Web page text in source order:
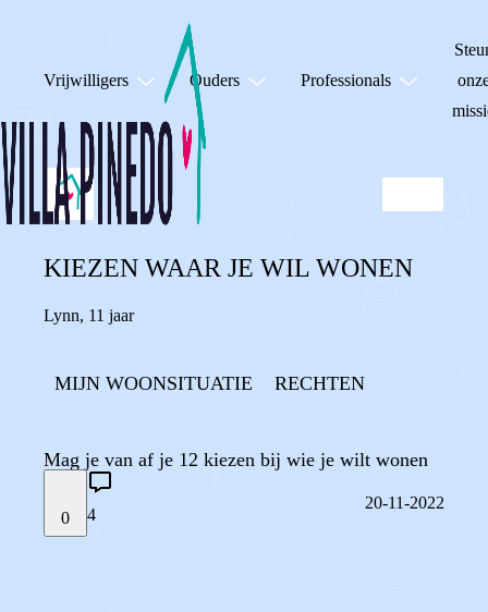
Vrijwilligers Ouders Professionals
KIEZEN WAAR JE WIL WONEN
Lynn, 11 jaar
MIJN WOONSITUATIE RECHTEN
Mag je van af je 12 kiezen bij wie je wilt wonen
0 4
20-11-2022